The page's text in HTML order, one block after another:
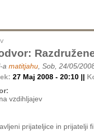
a matitjahu , Sob, 24/05/
27 Maj 2008 - 20:10 ||
vzdihljajev
prijateljice in prijatelji